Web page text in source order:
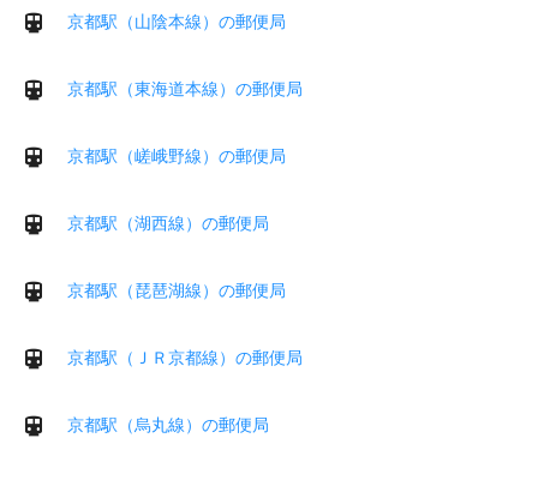
京都駅（山陰本線）の郵便局
京都駅（東海道本線）の郵便局
京都駅（嵯峨野線）の郵便局
京都駅（湖西線）の郵便局
京都駅（琵琶湖線）の郵便局
京都駅（ＪＲ京都線）の郵便局
京都駅（烏丸線）の郵便局